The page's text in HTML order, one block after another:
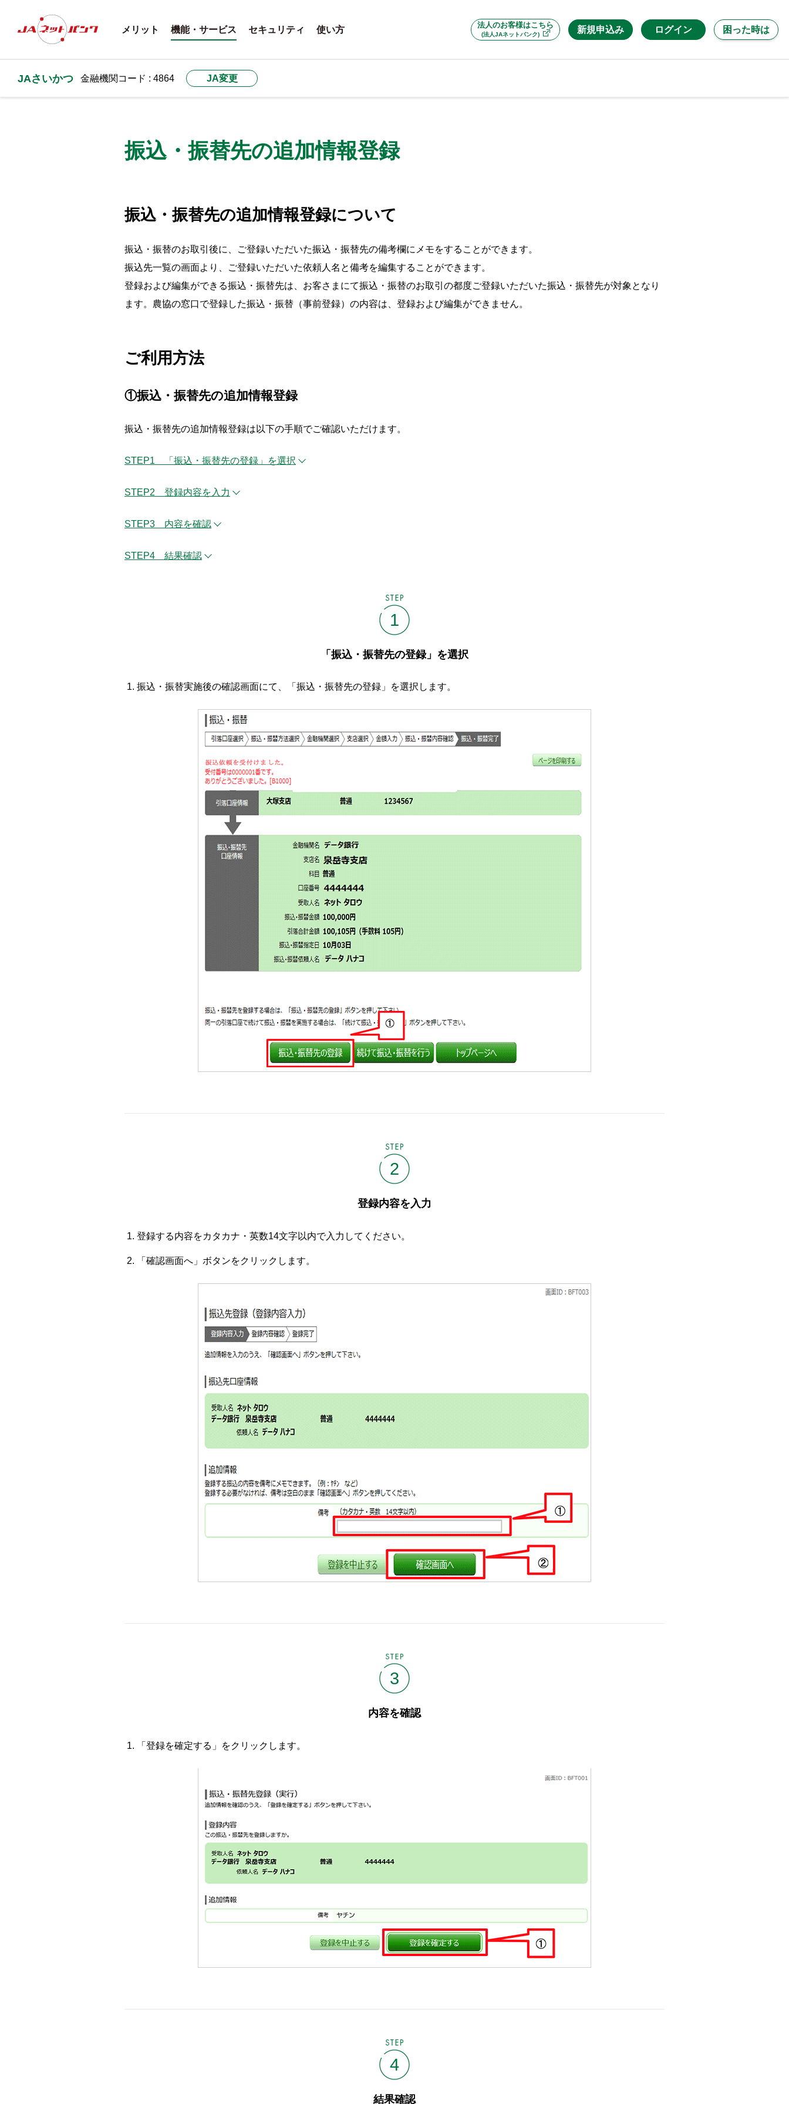
法人のお客様はこちら
(法人JAネットバンク) 新規申込み
メリット 機能・サービス セキュリティ 使い方 ログイン 困った時は
JAさいかつ 金融機関コード : 4864 JA変更
振込・振替先の追加情報登録
振込・振替先の追加情報登録について
振込・振替のお取引後に、ご登録いただいた振込・振替先の備考欄にメモをすることができます。
振込先一覧の画面より、ご登録いただいた依頼人名と備考を編集することができます。
登録および編集ができる振込・振替先は、お客さまにて振込・振替のお取引の都度ご登録いただいた振込・振替先が対象となり
ます。農協の窓口で登録した振込・振替（事前登録）の内容は、登録および編集ができません。
ご利用方法
①振込・振替先の追加情報登録
振込・振替先の追加情報登録は以下の手順でご確認いただけます。
STEP1 「振込・振替先の登録」を選択
STEP2 登録内容を入力
STEP3 内容を確認
STEP4 結果確認
1
「振込・振替先の登録」を選択
振込・振替実施後の確認画面にて、「振込・振替先の登録」を選択します。
2
登録内容を入力
登録する内容をカタカナ・英数14文字以内で入力してください。
「確認画面へ」ボタンをクリックします。
3
内容を確認
「登録を確定する」をクリックします。
4
結果確認